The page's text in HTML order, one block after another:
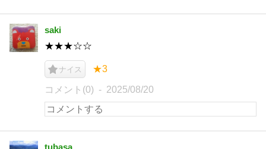
saki
★★★☆☆
ナイス ★3
コメント(0) 2025/08/20
tubasa